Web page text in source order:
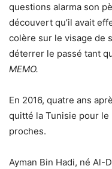
questions alarma son
découvert qu’il avait
colère sur le visage de
déterrer le passé tant
MEMO.
En 2016, quatre ans
quitté la Tunisie pour le
proches.
Ayman Bin Hadi, né Al-